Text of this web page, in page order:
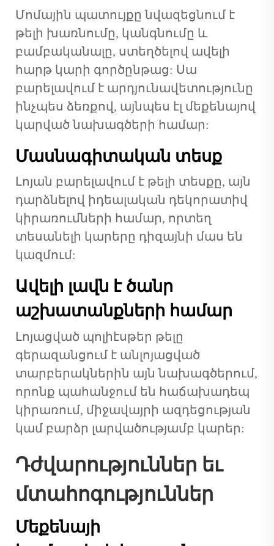
Մոմային պատույքը նվազեցնում է
թելի խառնումը, կանգնումը և
բամբականալը, ստեղծելով ավելի
հարթ կարի գործընթաց: Սա
բարելավում է արդյունավետությունը
ինչպես ձեռքով, այնպես էլ մեքենայով
կարված նախագծերի համար:
Մասնագիտական տեսք
Լոյան բարելավում է թելի տեսքը, այն
դարձնելով իդեալական դեկորատիվ
կիրառումների համար, որտեղ
տեսանելի կարերը դիզայնի մաս են
կազմում:
Ավելի լավն է ծանր
աշխատանքների համար
Լոյացված պոլիէսթեր թելը
գերազանցում է անլոյացված
տարբերակներին այն նախագծերում,
որոնք պահանջում են հաճախադեպ
կիրառում, միջավայրի ազդեցության
կամ բարձր լարվածությամբ կարեր:
Դժվարություններ եւ
մտահոգություններ
Մեքենայի